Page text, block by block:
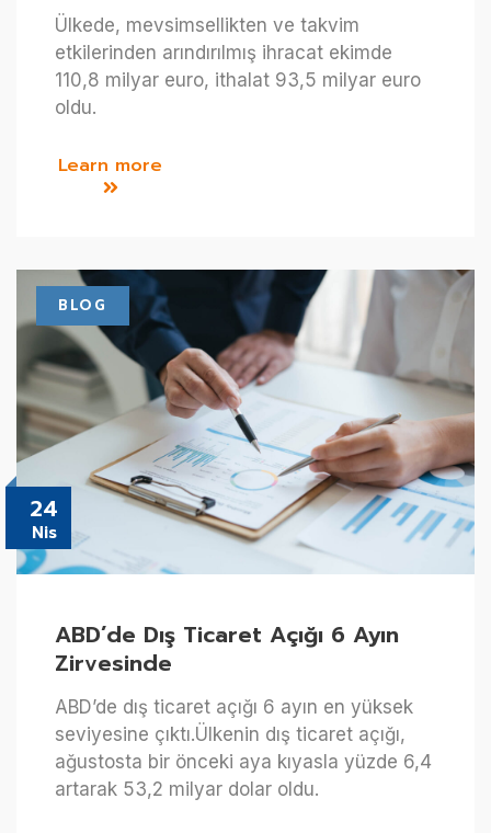
Ülkede, mevsimsellikten ve takvim
etkilerinden arındırılmış ihracat ekimde
110,8 milyar euro, ithalat 93,5 milyar euro
oldu.
Learn more
24
Nis
BLOG
ABD’de Dış Ticaret Açığı 6 Ayın
Zirvesinde
ABD’de dış ticaret açığı 6 ayın en yüksek
seviyesine çıktı.Ülkenin dış ticaret açığı,
ağustosta bir önceki aya kıyasla yüzde 6,4
artarak 53,2 milyar dolar oldu.